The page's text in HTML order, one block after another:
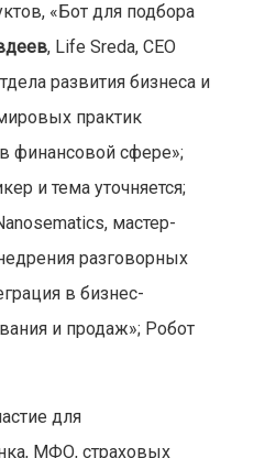
«Бот для подбора
, Life Sreda, CEO
развития бизнеса и
практик
финансовой сфере»;
и тема уточняется;
мастер-
разговорных
в бизнес-
и продаж»; Робот
для
МФО, страховых